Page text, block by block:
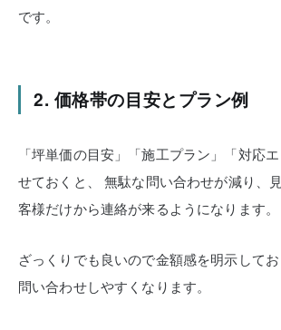
です。
2. 価格帯の目安とプラン例
「坪単価の目安」「施工プラン」「対応
せておくと、
無駄な問い合わせが減り、
客様だけから連絡が来るようになります。
ざっくりでも良いので金額感を明示して
問い合わせしやすくなります。